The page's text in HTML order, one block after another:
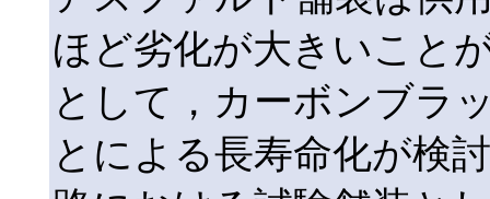
ほど劣化が大きいこと
として，カーボンブラ
とによる長寿命化が検